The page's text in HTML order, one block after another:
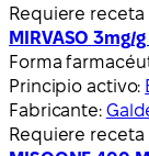
Requiere receta
MIRVASO 3mg/
Forma
Principio activo:
Fabricante:
Requiere receta